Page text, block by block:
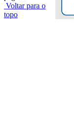
Voltar para o
topo